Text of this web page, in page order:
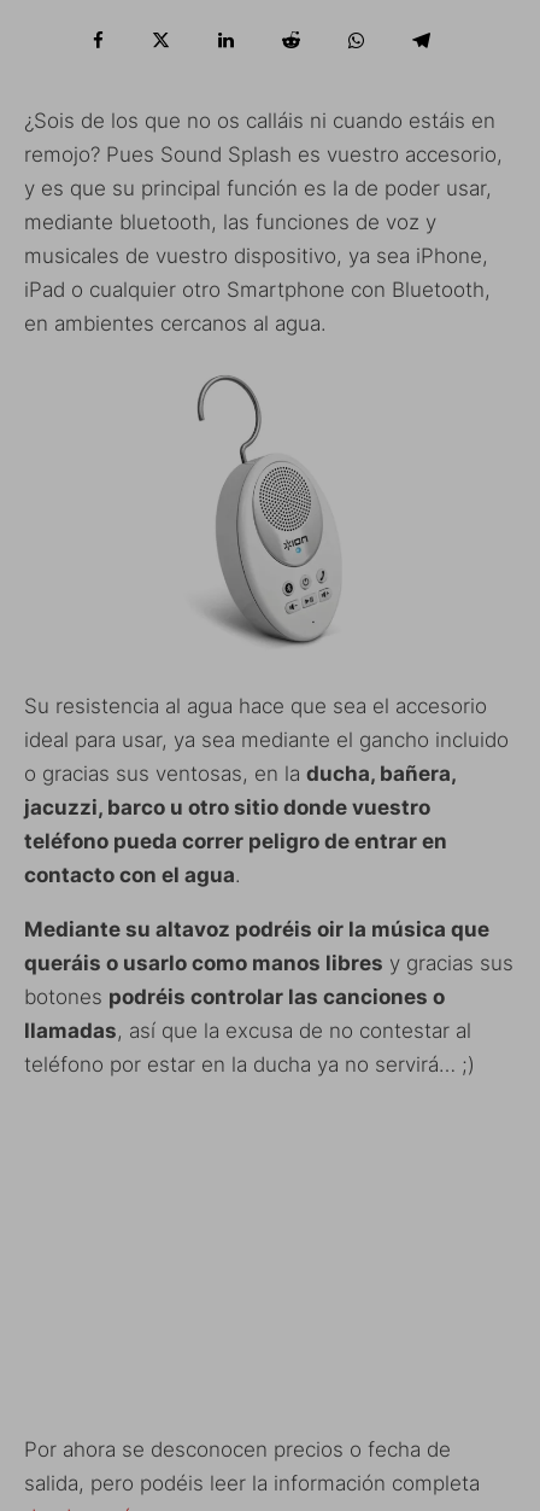
¿Sois de los que no os calláis ni cuando estáis en
remojo? Pues Sound Splash es vuestro accesorio,
y es que su principal función es la de poder usar,
mediante bluetooth, las funciones de voz y
musicales de vuestro dispositivo, ya sea iPhone,
iPad o cualquier otro Smartphone con Bluetooth,
en ambientes cercanos al agua.
Su resistencia al agua hace que sea el accesorio
ideal para usar, ya sea mediante el gancho incluido
o gracias sus ventosas, en la ducha, bañera,
jacuzzi, barco u otro sitio donde vuestro
teléfono pueda correr peligro de entrar en
contacto con el agua.
Mediante su altavoz podréis oir la música que
queráis o usarlo como manos libres y gracias sus
botones podréis controlar las canciones o
llamadas, así que la excusa de no contestar al
teléfono por estar en la ducha ya no servirá… ;)
Por ahora se desconocen precios o fecha de
salida, pero podéis leer la información completa